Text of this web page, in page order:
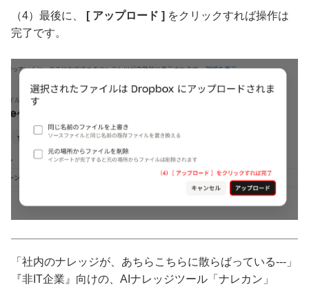
（4）最後に、 [ アップロード ] をクリックすれば操作は
完了です。
「社内のナレッジが、あちらこちらに散らばっている---」
『非IT企業』向けの、AIナレッジツール「ナレカン」